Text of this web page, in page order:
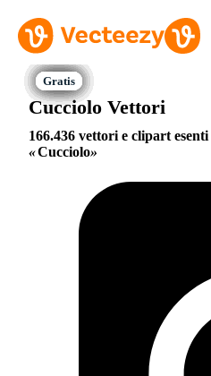
Cucciolo Vettori
166.436 vettori e clipart
Cucciolo